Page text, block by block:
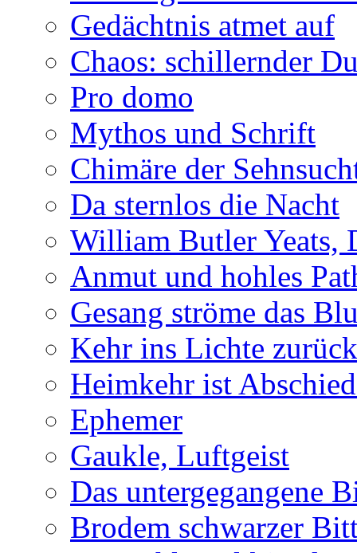
Gedächtnis atmet auf
Chaos: schillernder
Pro domo
Mythos und Schrift
Chimäre der
Da sternlos die Nacht
William Butler Yeats,
Anmut und hohles
Gesang ströme das
Kehr ins Lichte zurück
Heimkehr ist
Ephemer
Gaukle, Luftgeist
Das untergegangene
Brodem schwarzer